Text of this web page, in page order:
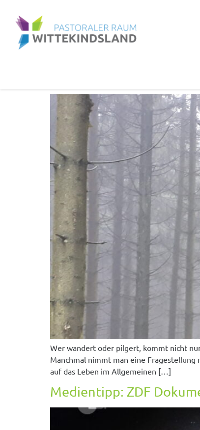
Wer wandert oder pilgert, kommt nicht
Manchmal nimmt man eine Fragestellung
auf das Leben im Allgemeinen […]
Medientipp: ZDF